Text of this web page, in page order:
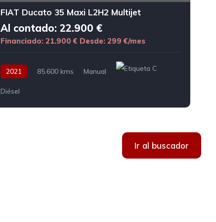
FIAT Ducato 35 Maxi L2H2 Multijet
Al contado: 22.900 €
Financiado: 21.900 € Desde: 299 €/mes
2021 85.600 kms Manual
Diésel
Ir al buscador